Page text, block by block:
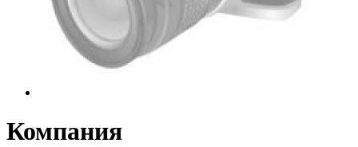
Компания